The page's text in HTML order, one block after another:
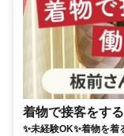
着物で接客をす
✨未経験OK✨着物を着